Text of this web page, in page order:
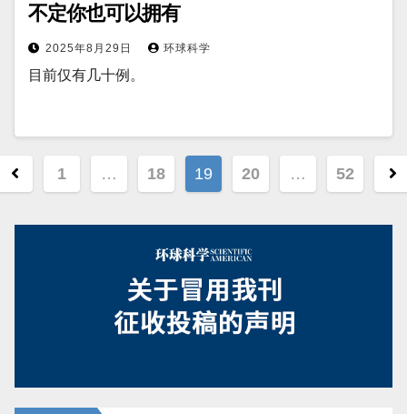
不定你也可以拥有
2025年8月29日 环球科学
目前仅有几十例。
1 … 18 19 20 … 52